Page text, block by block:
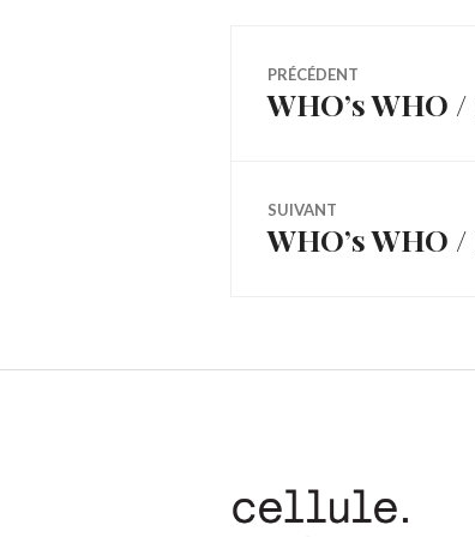
Navigation
de
l’article
PRÉCÉDENT
Article
WHO’s WHO
SUIVANT
Article
WHO’s WHO